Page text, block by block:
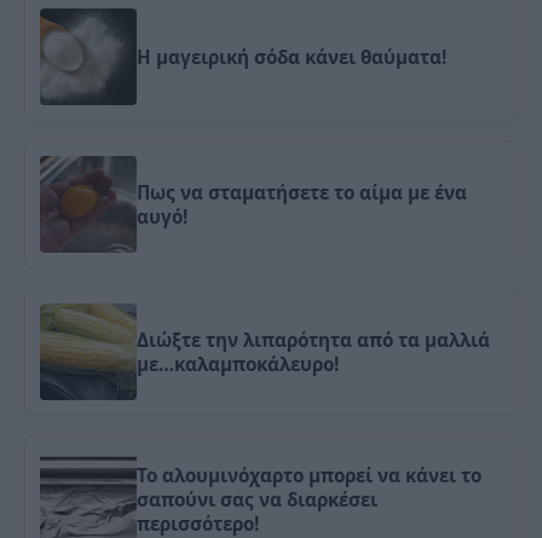
Η μαγειρική σόδα κάνει θαύματα!
Πως να σταματήσετε το αίμα με ένα
αυγό!
Διώξτε την λιπαρότητα από τα μαλλιά
με…καλαμποκάλευρο!
To αλουμινόχαρτο μπορεί να κάνει το
σαπούνι σας να διαρκέσει
περισσότερο!